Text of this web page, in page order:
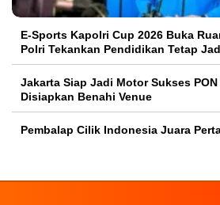
E-Sports Kapolri Cup 2026 Buka
Polri Tekankan Pendidikan Tetap
Jakarta Siap Jadi Motor Sukses
Disiapkan Benahi Venue
Pembalap Cilik Indonesia Juara